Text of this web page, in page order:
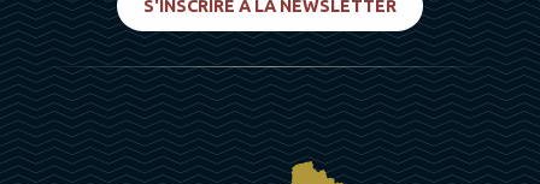
S'INSCRIRE À LA NEWSLETTER